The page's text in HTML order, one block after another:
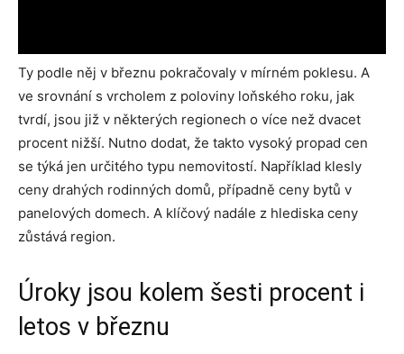
Ty podle něj v březnu pokračovaly v mírném poklesu. A
ve srovnání s vrcholem z poloviny loňského roku, jak
tvrdí, jsou již v některých regionech o více než dvacet
procent nižší. Nutno dodat, že takto vysoký propad cen
se týká jen určitého typu nemovitostí. Například klesly
ceny drahých rodinných domů, případně ceny bytů v
panelových domech. A klíčový nadále z hlediska ceny
zůstává region.
Úroky jsou kolem šesti procent i
letos v březnu